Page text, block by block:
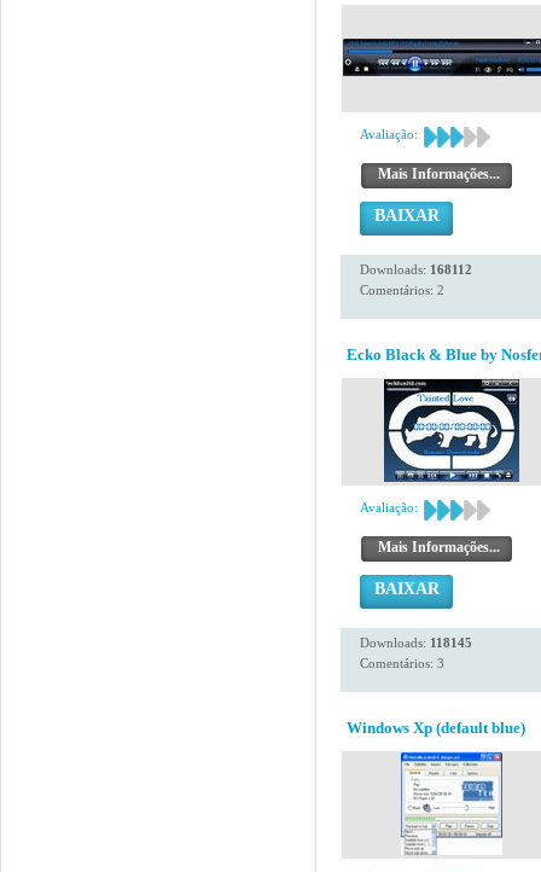
Avaliação:
Mais Informações...
BAIXAR
Downloads: 168112
Comentários: 2
Ecko Black & Blue by
Avaliação:
Mais Informações...
BAIXAR
Downloads: 118145
Comentários: 3
Windows Xp (default blue)